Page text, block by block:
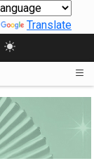
Translate